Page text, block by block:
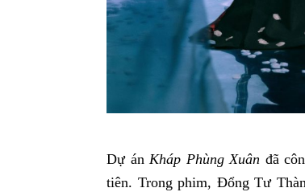
Dự ánKháp Phùng Xuân đã
tiên. Trong phim, Đổng Tư